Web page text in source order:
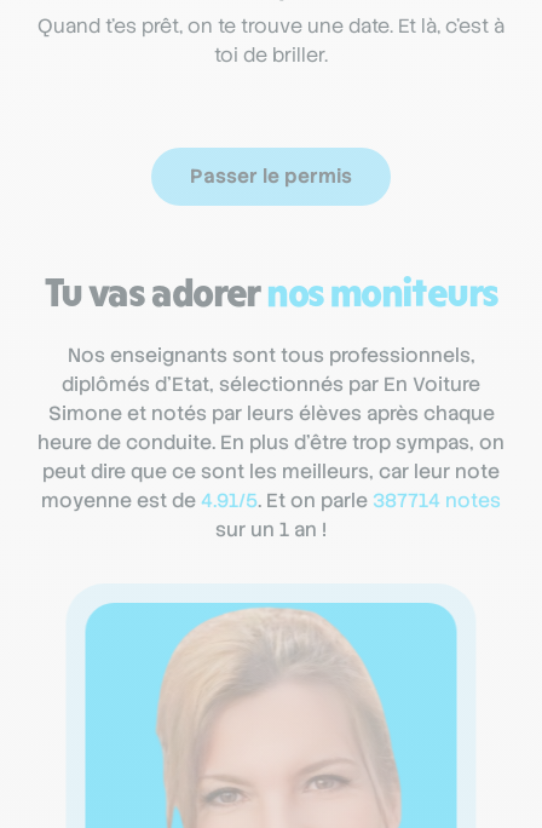
Quand t’es prêt, on te trouve une date. Et là, c’est à
toi de briller.
Passer le permis
Tu vas adorernos moniteurs
Nos enseignants sont tous professionnels,
diplômés d’Etat, sélectionnés par En Voiture
Simone et notés par leurs élèves après chaque
heure de conduite. En plus d’être trop sympas, on
peut dire que ce sont les meilleurs, car leur note
moyenne est de4.91/5. Et on parle 387714 notes
sur un 1 an !